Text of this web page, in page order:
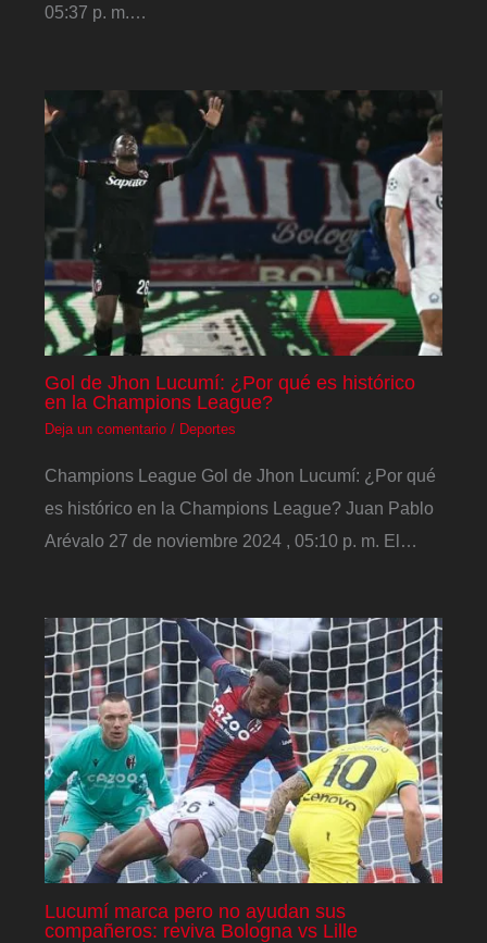
05:37 p. m.…
Gol de Jhon Lucumí: ¿Por qué es histórico
en la Champions League?
Deja un comentario / Deportes
Champions League Gol de Jhon Lucumí: ¿Por qué
es histórico en la Champions League? Juan Pablo
Arévalo 27 de noviembre 2024 , 05:10 p. m. El…
Lucumí marca pero no ayudan sus
compañeros: reviva Bologna vs Lille